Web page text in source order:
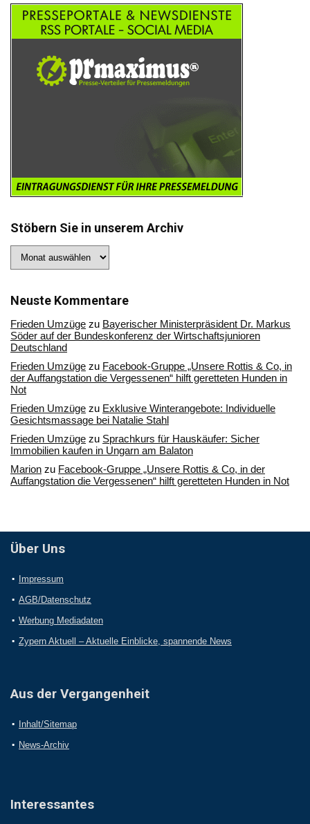
Stöbern Sie in unserem Archiv
Sie
Archiv
Neuste Kommentare
Frieden Umzüge zu Bayerischer Ministerpräsident Dr. Markus
Söder auf der Bundeskonferenz der Wirtschaftsjunioren
Deutschland
Frieden Umzüge zu Facebook-Gruppe „Unsere Rottis & Co, in
der Auffangstation die Vergessenen“ hilft geretteten Hunden in
Not
Frieden Umzüge zu Exklusive Winterangebote: Individuelle
Gesichtsmassage bei Natalie Stahl
Frieden Umzüge zu Sprachkurs für Hauskäufer: Sicher
Immobilien kaufen in Ungarn am Balaton
Marion zu Facebook-Gruppe „Unsere Rottis & Co, in der
Auffangstation die Vergessenen“ hilft geretteten Hunden in Not
Über Uns
Impressum
AGB/Datenschutz
Werbung Mediadaten
Zypern Aktuell – Aktuelle Einblicke, spannende News
Aus der Vergangenheit
Inhalt/Sitemap
News-Archiv
Interessantes